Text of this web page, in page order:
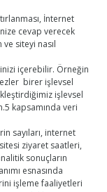
İnternet
cevap verecek
siteyi nasıl
içerebilir. Örneğin
birer işlevsel
işlevsel
kapsamında veri
sayıları, internet
ziyaret saatleri,
sonuçların
esnasında
işleme faaliyetleri